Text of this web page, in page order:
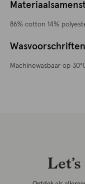
86% cotton 14%
Wasvoorschriften
Machinewasbaar op